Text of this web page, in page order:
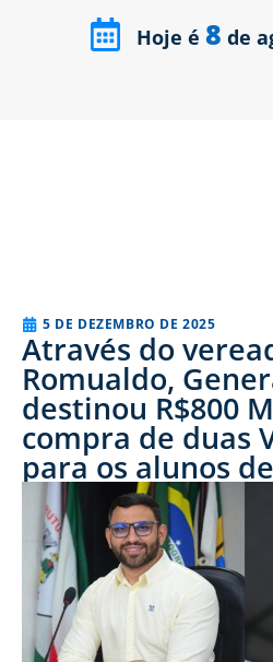
Hoje é 8 de
5 DE DEZEMBRO DE 2025
Através do
Romualdo,
destinou R$800
compra de duas
para os alunos